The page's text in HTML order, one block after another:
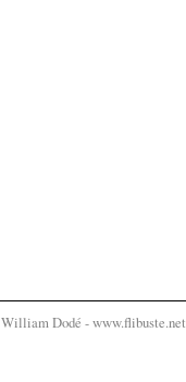
William Dodé - www.flibuste.net